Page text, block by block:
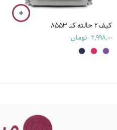
کیف ۲ حالته کد ۸۵۵۳
2,998,000 تومان